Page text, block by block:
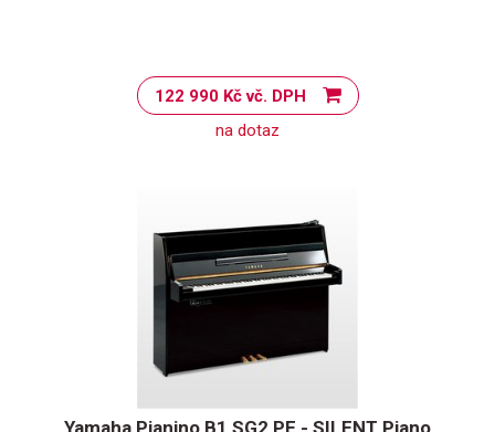
122 990 Kč vč. DPH
na dotaz
Yamaha Pianino B1 SG2 PE - SILENT Piano